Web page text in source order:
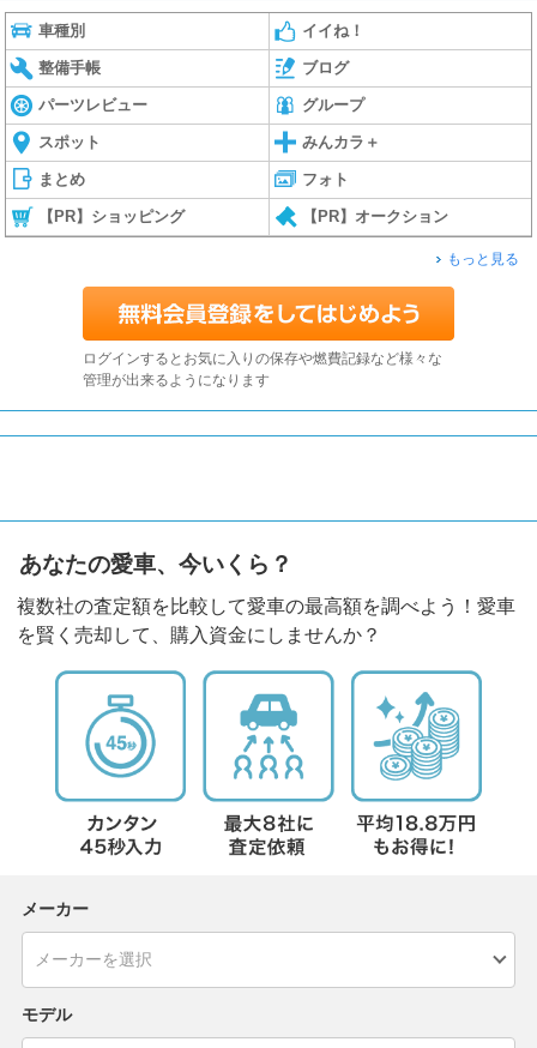
車種別 イイね！
整備手帳 ブログ
パーツレビュー グループ
スポット みんカラ＋
まとめ フォト
【PR】ショッピング 【PR】オークション
もっと見る
ログインするとお気に入りの保存や燃費記録など様々な
管理が出来るようになります
あなたの愛車、今いくら？
複数社の査定額を比較して愛車の最高額を調べよう！愛車
を賢く売却して、購入資金にしませんか？
メーカー
モデル